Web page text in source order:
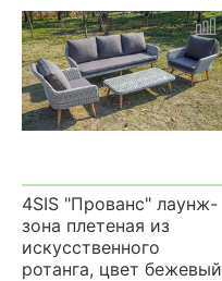
4SIS "Прованс" лаунж-
зона плетеная из
искусственного
ротанга, цвет бежевый